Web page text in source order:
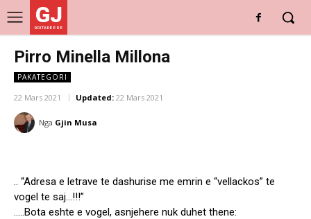
GJ
DRITARE E RE
Pirro Minella Millona
PAKATEGORI
22 Mars 2021 Updated: 22 Mars 2021
Nga Gjin Musa
.. “Adresa e letrave te dashurise me emrin e “vellackos” te
vogel te saj…!!!”
…..Bota eshte e vogel, asnjehere nuk duhet thene: